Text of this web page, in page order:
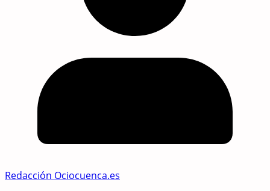
Redacción Ociocuenca.es